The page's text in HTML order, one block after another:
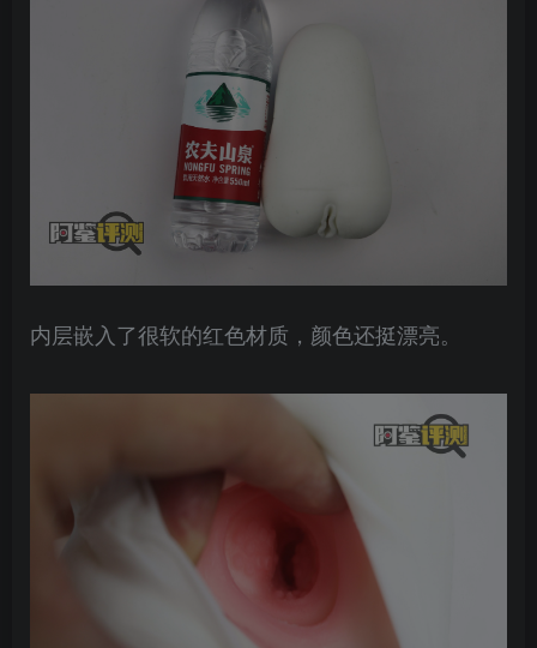
内层嵌入了很软的红色材质，颜色还挺漂亮。